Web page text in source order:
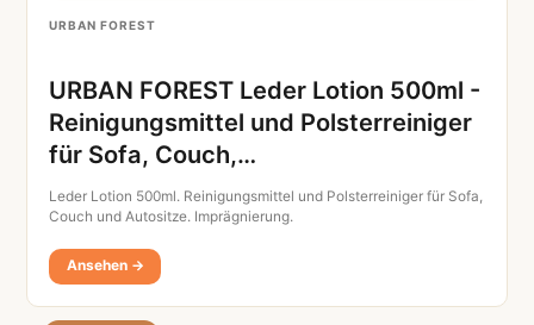
URBAN FOREST
URBAN FOREST Leder Lotion 500ml -
Reinigungsmittel und Polsterreiniger
für Sofa, Couch,…
Leder Lotion 500ml. Reinigungsmittel und Polsterreiniger für Sofa,
Couch und Autositze. Imprägnierung.
Ansehen →